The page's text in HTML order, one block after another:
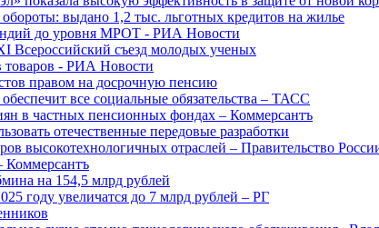
выдано 1,2 тыс. льготных кредитов на жилье
до уровня МРОТ - РИА Новости
съезд молодых ученых
товаров - РИА Новости
правом на досрочную пенсию
все социальные обязательства – ТАСС
в частных пенсионных фондах – Коммерсантъ
отечественные передовые разработки
высокотехнологичных отраслей – Правительство
Коммерсантъ
на 154,5 млрд рублей
году увеличатся до 7 млрд рублей – РГ